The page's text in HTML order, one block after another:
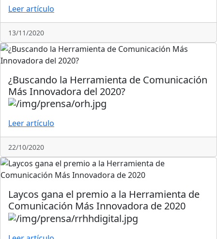
Leer artículo
13/11/2020
¿Buscando la Herramienta de Comunicación
Más Innovadora del 2020?
Leer artículo
22/10/2020
Laycos gana el premio a la Herramienta de
Comunicación Más Innovadora de 2020